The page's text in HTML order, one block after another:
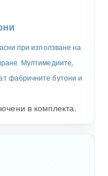
при използване на
Мултимедиите,
фабричните бутони и
в комплекта.